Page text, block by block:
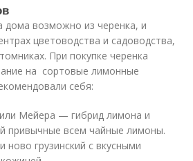
возможно из черенка, и
цветоводства и садоводства,
При покупке черенка
на сортовые лимонные
себя:
или Мейера — гибрид лимона и
привычные всем чайные лимоны.
ново грузинский с вкусными